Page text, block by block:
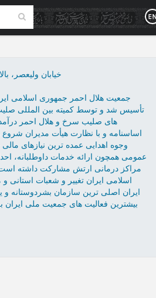
خیابان ولیعصر،
تأسیس شد و توسط کمیته بین المللی
های صلیب سرخ و هلال احمر
اساسنامه و با نظارت هیأت مدیران
وجوه اهدایی عمده ترین نیازهای
عمومی همچون ارائه خدمات داوطلبانه،
اسلامی ایران تغییر و شعبات
ایران اصلی ترین سازمان
بیشترین فعالیت های جمعیت ملی ایران